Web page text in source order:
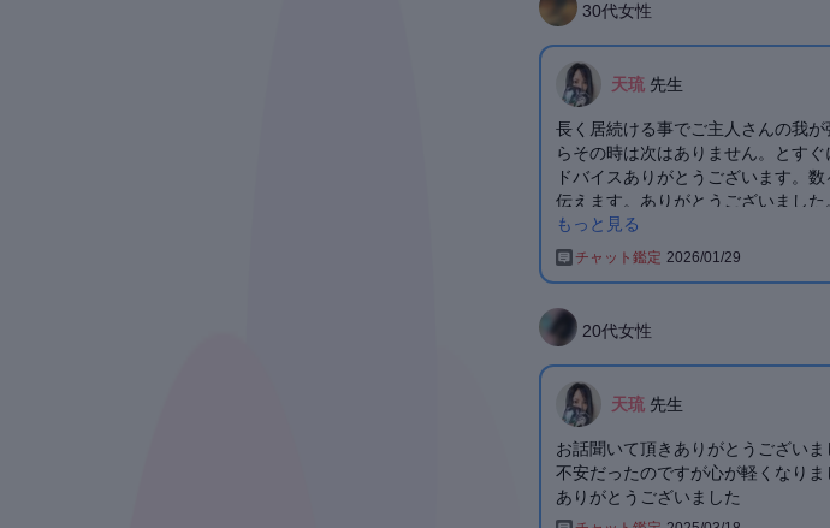
30代女性
天琉 先生
長く居続ける事でご主人さんの我
らその時は次はありません。とす
ドバイスありがとうございます。
伝えます。ありがとうございまし
りますね！
もっと見る
チャット鑑定 2026/01/29
20代女性
天琉 先生
お話聞いて頂きありがとうございま
不安だったのですが心が軽くなりま
ありがとうございました